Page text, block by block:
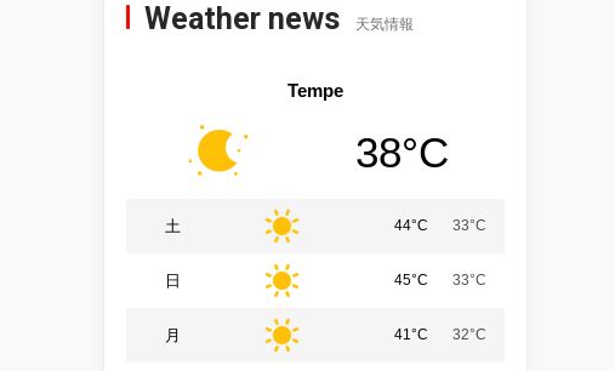
Weather news 天気情報
Tempe
38°C
土 44°C 33°C
日 45°C 33°C
月 41°C 32°C